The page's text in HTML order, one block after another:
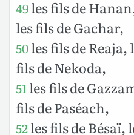
49les fils de
les fils de Gachar,
50les fils de Reaja,
fils de Nekoda,
51 les fils de
fils de Paséach,
52les fils de